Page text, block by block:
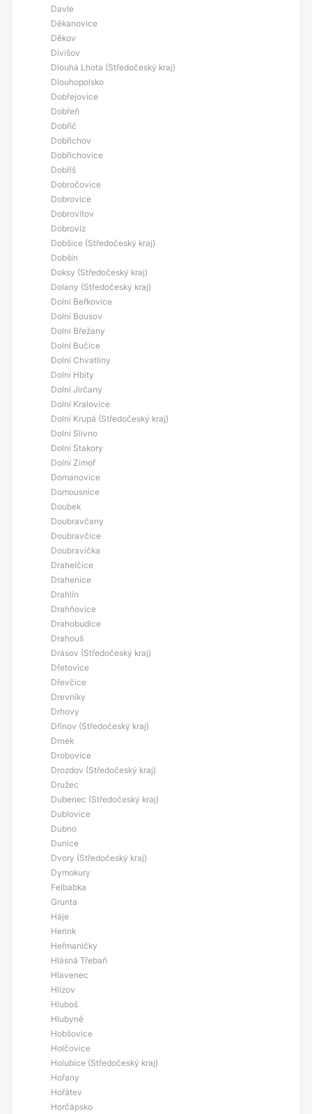
Davle
Děkanovice
Děkov
Divišov
Dlouhá Lhota (Středočeský kraj)
Dlouhopolsko
Dobřejovice
Dobřeň
Dobříč
Dobřichov
Dobřichovice
Dobříš
Dobročovice
Dobrovice
Dobrovítov
Dobrovíz
Dobšice (Středočeský kraj)
Dobšín
Doksy (Středočeský kraj)
Dolany (Středočeský kraj)
Dolní Beřkovice
Dolní Bousov
Dolní Břežany
Dolní Bučice
Dolní Chvatliny
Dolní Hbity
Dolní Jirčany
Dolní Kralovice
Dolní Krupá (Středočeský kraj)
Dolní Slivno
Dolní Stakory
Dolní Zimoř
Domanovice
Domousnice
Doubek
Doubravčany
Doubravčice
Doubravička
Drahelčice
Drahenice
Drahlín
Drahňovice
Drahobudice
Drahouš
Drásov (Středočeský kraj)
Dřetovice
Dřevčice
Drevníky
Drhovy
Dřínov (Středočeský kraj)
Drnek
Drobovice
Drozdov (Středočeský kraj)
Družec
Dubenec (Středočeský kraj)
Dublovice
Dubno
Dunice
Dvory (Středočeský kraj)
Dymokury
Felbabka
Grunta
Háje
Herink
Heřmaničky
Hlásná Třebaň
Hlavenec
Hlízov
Hluboš
Hlubyně
Hobšovice
Holčovice
Holubice (Středočeský kraj)
Hořany
Hořátev
Horčápsko